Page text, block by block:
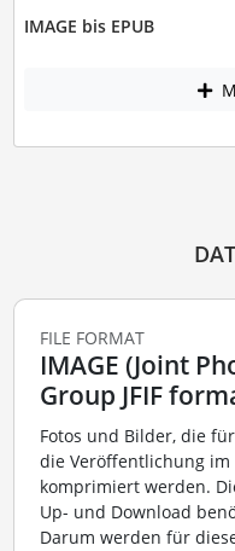
IMAGE bis EPUB
FILE FORMAT
IMAGE (Joint
Group JFIF
Fotos und Bilder, die
die Veröffentlichung
komprimiert werden.
Up- und Download
Darum werden für